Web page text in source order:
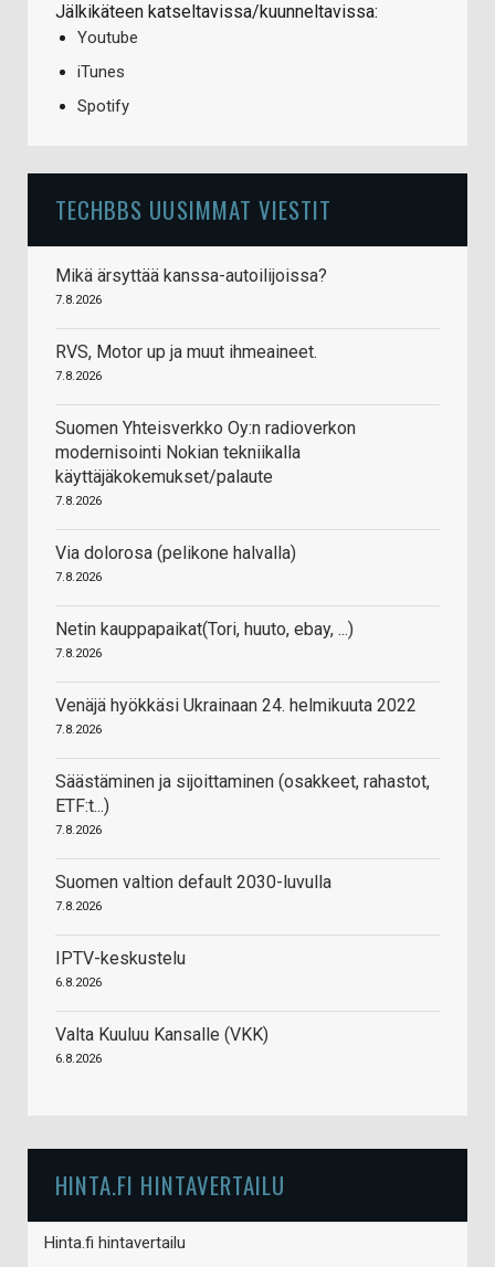
Jälkikäteen katseltavissa/kuunneltavissa:
Youtube
iTunes
Spotify
TECHBBS UUSIMMAT VIESTIT
Mikä ärsyttää kanssa-autoilijoissa?
7.8.2026
RVS, Motor up ja muut ihmeaineet.
7.8.2026
Suomen Yhteisverkko Oy:n radioverkon
modernisointi Nokian tekniikalla
käyttäjäkokemukset/palaute
7.8.2026
Via dolorosa (pelikone halvalla)
7.8.2026
Netin kauppapaikat(Tori, huuto, ebay, ...)
7.8.2026
Venäjä hyökkäsi Ukrainaan 24. helmikuuta 2022
7.8.2026
Säästäminen ja sijoittaminen (osakkeet, rahastot,
ETF:t...)
7.8.2026
Suomen valtion default 2030-luvulla
7.8.2026
IPTV-keskustelu
6.8.2026
Valta Kuuluu Kansalle (VKK)
6.8.2026
HINTA.FI HINTAVERTAILU
Hinta.fi hintavertailu